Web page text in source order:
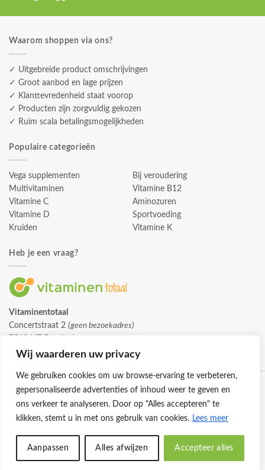
Wij waarderen uw privacy
We gebruiken cookies om uw browse-ervaring te verbeteren,
gepersonaliseerde advertenties of inhoud weer te geven en
ons verkeer te analyseren. Door op "Alles accepteren" te
klikken, stemt u in met ons gebruik van cookies. Lees meer
Aanpassen Alles afwijzen Accepteer alles
Waarom shoppen via ons?
✓ Uitgebreide product omschrijvingen
✓ Groot aanbod en lage prijzen
✓ Klanttevredenheid staat voorop
✓ Producten zijn zorgvuldig gekozen
✓ Ruim scala betalingsmogelijkheden
Populaire categorieën
Vega supplementen
Multivitaminen
Vitamine C
Vitamine D
Kruiden
Bij veroudering
Vitamine B12
Aminozuren
Sportvoeding
Vitamine K
Heb je een vraag?
Vitaminentotaal
Concertstraat 2 (geen bezoekadres)
info@vitaminentotaal.nl
© 2026 -Vitaminentotaal.nl